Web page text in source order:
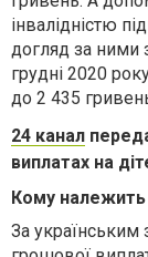
інвалідністю
догляд за ними
грудні 2020
до 2 435
24 канал
виплатах на
Кому належить
За українським